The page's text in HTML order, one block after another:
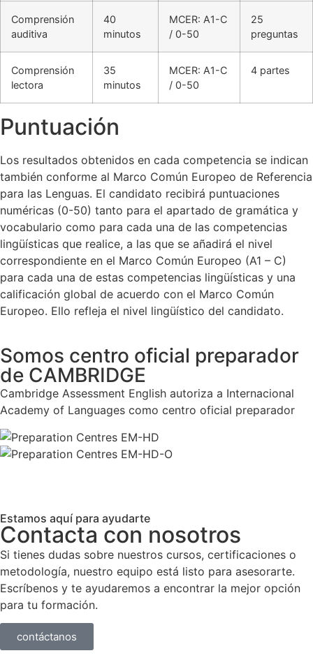
Comprensión
auditiva
40
minutos
MCER: A1-C
/ 0-50
25
preguntas
Comprensión
lectora
35
minutos
MCER: A1-C
/ 0-50
4 partes
Puntuación
Los resultados obtenidos en cada competencia se indican
también conforme al Marco Común Europeo de Referencia
para las Lenguas. El candidato recibirá puntuaciones
numéricas (0-50) tanto para el apartado de gramática y
vocabulario como para cada una de las competencias
lingüísticas que realice, a las que se añadirá el nivel
correspondiente en el Marco Común Europeo (A1 – C)
para cada una de estas competencias lingüísticas y una
calificación global de acuerdo con el Marco Común
Europeo. Ello refleja el nivel lingüístico del candidato.
Somos centro oficial preparador
de CAMBRIDGE
Cambridge Assessment English autoriza a Internacional
Academy of Languages como centro oficial preparador
Estamos aquí para ayudarte
Contacta con nosotros
Si tienes dudas sobre nuestros cursos, certificaciones o
metodología, nuestro equipo está listo para asesorarte.
Escríbenos y te ayudaremos a encontrar la mejor opción
para tu formación.
contáctanos